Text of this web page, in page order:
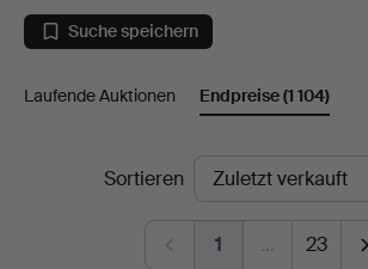
Kunst-
und
Kleinhenz
Suche speichern
Laufende Auktionen Endpreise(1 104)
EndpreiseSortieren
1 … 23